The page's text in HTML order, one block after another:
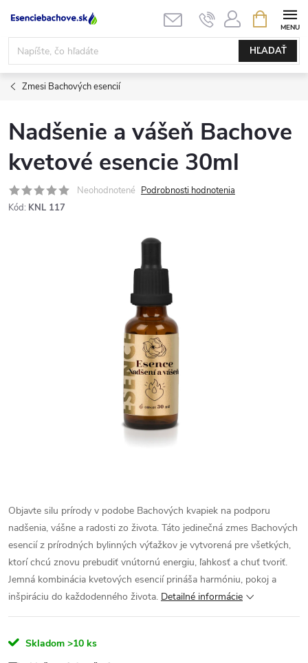
obsah
HĽADAŤ
KOŠÍK
Zmesi Bachových esencií
Nadšenie a vášeň Bachove
kvetové esencie 30ml
Neohodnotené Podrobnosti hodnotenia
Kód: KNL 117
Objavte silu prírody v podobe Bachových kvapiek na podporu
nadšenia, vášne a radosti zo života. Táto jedinečná zmes Bachových
esencií z prírodných bylinných výťažkov je vytvorená pre všetkých,
ktorí chcú znovu prebudiť vnútornú energiu, ľahkosť a chuť tvoriť.
Jemná kombinácia kvetových esencií prináša harmóniu, pokoj a
inšpiráciu do každodenného života. Detailné informácie
Skladom >10 ks